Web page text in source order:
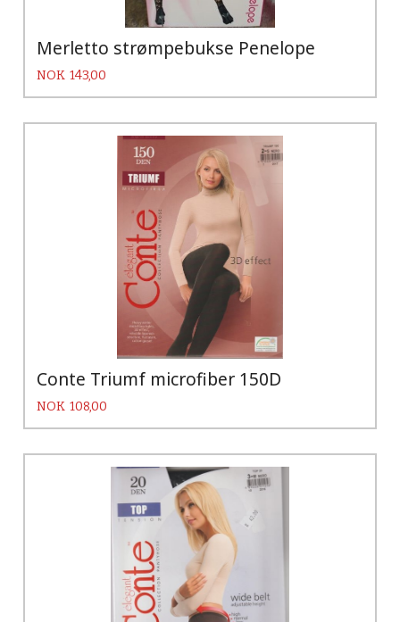
Merletto strømpebukse Penelope
Pris
NOK 143,00
Conte Triumf microfiber 150D
Pris
NOK 108,00